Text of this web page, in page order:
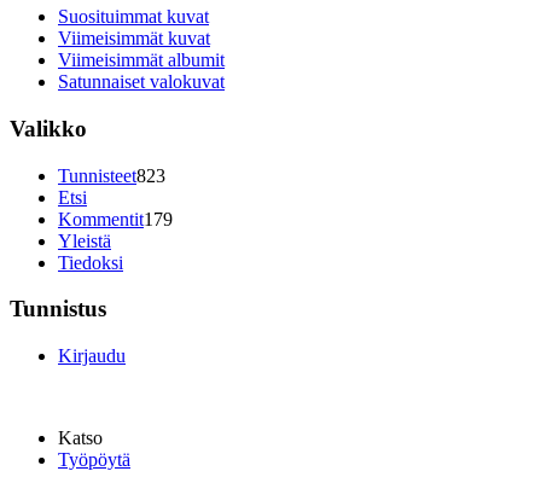
Suosituimmat kuvat
Viimeisimmät kuvat
Viimeisimmät albumit
Satunnaiset valokuvat
Valikko
Tunnisteet823
Etsi
Kommentit179
Yleistä
Tiedoksi
Tunnistus
Kirjaudu
Katso
Työpöytä